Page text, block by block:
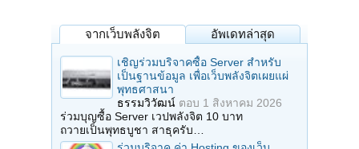
จากเว็บพลังจิต อัพเดทล่าสุด
เชิญร่วมบริจาคซื้อ Server สำหรับ
เป็นฐานข้อมูล เพื่อเว็บพลังจิตเผยแผ่
พุทธศาสนา
ธรรมวิวัฒน์ ตอบ 1 สิงหาคม 2026
ร่วมบุญซื้อ Server เวปพลังจิต 10 บาท
ถวายเป็นพุทธบูชา สาธุครับ…